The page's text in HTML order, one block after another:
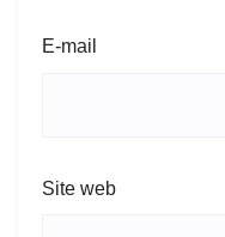
E-mail
Site web